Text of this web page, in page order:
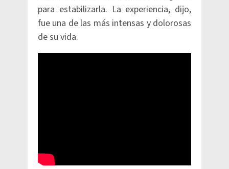
para estabilizarla. La experiencia, dijo,
fue una de las más intensas y dolorosas
de su vida.